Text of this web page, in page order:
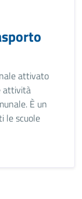
attivato
attività
È un
le scuole